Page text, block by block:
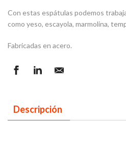
Con estas espátulas podemos
como yeso, escayola, marmolina,
Fabricadas en acero.
Descripción